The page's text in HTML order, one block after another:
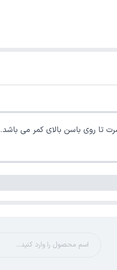
تا روی باسن بالای کمر می باشد.